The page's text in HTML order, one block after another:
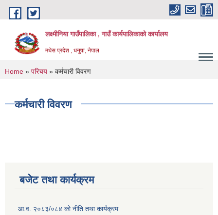
Skip to main content
लक्ष्मीनिया गाउँपालिका , गाउँ कार्यपालिकाको कार्यालय
मधेस प्रदेश , धनुषा, नेपाल
You are here
Home » परिचय » कर्मचारी विवरण
कर्मचारी विवरण
बजेट तथा कार्यक्रम
आ.व. २०८३/०८४ को नीति तथा कार्यक्रम